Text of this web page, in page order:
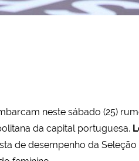
neste sábado (25)
da capital portuguesa.
de desempenho da